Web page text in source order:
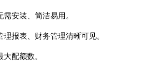
安装、简洁易用。
报表、财务管理清晰可见。
配额数。